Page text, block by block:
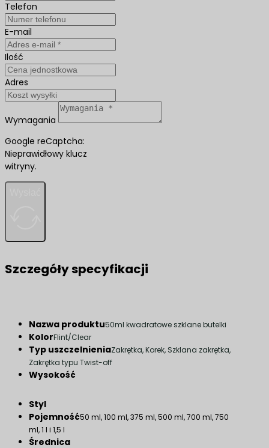
Telefon
E-mail
Ilość
Adres
Wymagania
Google reCaptcha:
Nieprawidłowy klucz
witryny.
Szczegóły specyfikacji
Nazwa produktu50ml kwadratowe szklane butelki
KolorFlint/Clear
Typ uszczelnieniaZakrętka, Korek, Szklana zakrętka,
Zakrętka typu Twist-off
Wysokość
Styl
Pojemność50 ml, 100 ml, 375 ml, 500 ml, 700 ml, 750
ml, 1 l i 1,5 l
Średnica